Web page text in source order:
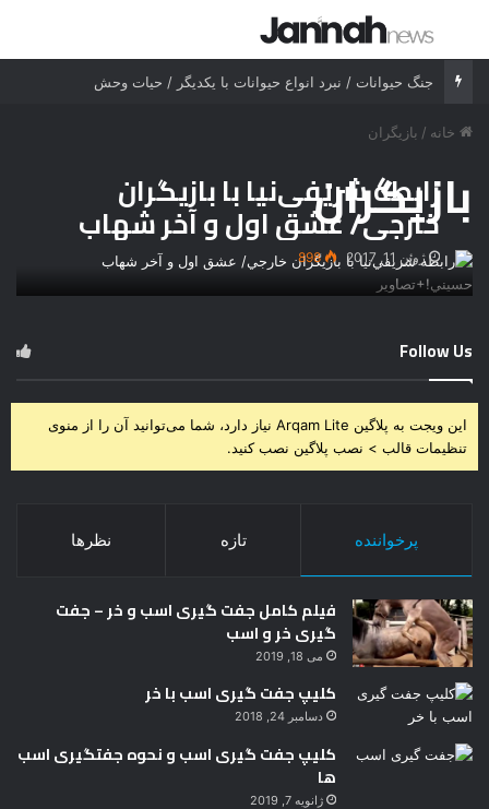
جستجو برای
جنگ حیوانات / نبرد انواع حیوانات با یکدیگر / حیات وحش
خانه / بازيگران
بازيگران
رابطه شریفی‌نیا با بازیگران
خارجی/ عشق اول و آخر شهاب
حسینی!+تصاویر
ژوئن 11, 2017 898
Follow Us
این ویجت به پلاگین Arqam Lite نیاز دارد، شما می‌توانید آن را از منوی
تنظیمات قالب > نصب پلاگین نصب کنید.
پرخواننده تازه نظرها
فیلم کامل جفت گیری اسب و خر – جفت
گیری خر و اسب
می 18, 2019
کلیپ جفت گیری اسب با خر
دسامبر 24, 2018
کلیپ جفت گیری اسب و نحوه جفتگیری اسب
ها
ژانویه 7, 2019